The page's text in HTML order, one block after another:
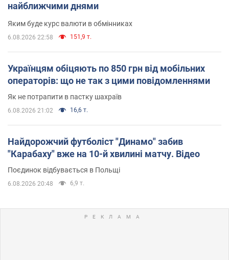
найближчими днями
Яким буде курс валюти в обмінниках
6.08.2026 22:58 151,9 т.
Українцям обіцяють по 850 грн від мобільних
операторів: що не так з цими повідомленнями
Як не потрапити в пастку шахраїв
6.08.2026 21:02 16,6 т.
Найдорожчий футболіст "Динамо" забив
"Карабаху" вже на 10-й хвилині матчу. Відео
Поєдинок відбувається в Польщі
6.08.2026 20:48 6,9 т.